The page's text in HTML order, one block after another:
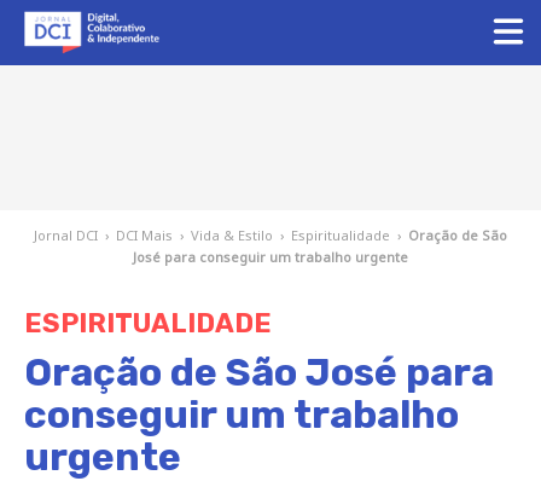
Jornal DCI › DCI Mais › Vida & Estilo › Espiritualidade › Oração de São
José para conseguir um trabalho urgente
ESPIRITUALIDADE
Oração de São José para
conseguir um trabalho
urgente